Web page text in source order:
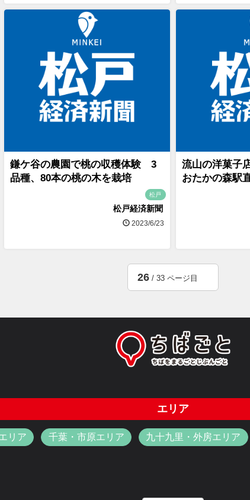
鎌ケ谷の農園で桃の収穫体験 3
品種、80本の桃の木を栽培
松戸
松戸経済新聞
2023/6/23
流山の洋菓子
おたかの森駅
26 / 33 ページ目
エリア
リア 千葉・市原エリア 九十九里・外房エリア